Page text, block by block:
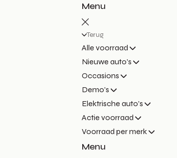
Menu
Terug
Alle voorraad
Nieuwe auto's
Occasions
Demo's
Elektrische auto's
Actie voorraad
Voorraad per merk
Menu